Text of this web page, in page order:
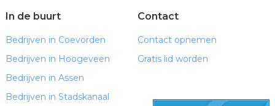
In de buurt
Bedrijven in Coevorden
Bedrijven in Hoogeveen
Bedrijven in Assen
Bedrijven in Stadskanaal
Contact
Contact opnemen
Gratis lid worden